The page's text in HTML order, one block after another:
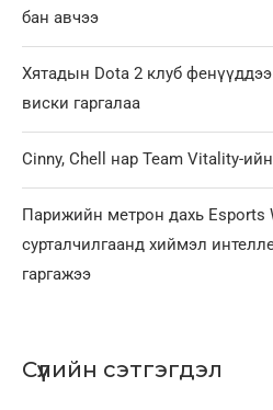
бан авчээ
Хятадын Dota 2 клуб
виски гаргалаа
Cinny, Chell нар Team Vitality-
Парижийн метрон дахь Esports
сурталчилгаанд хиймэл
гаргажээ
Сүүлийн сэтгэгдэл